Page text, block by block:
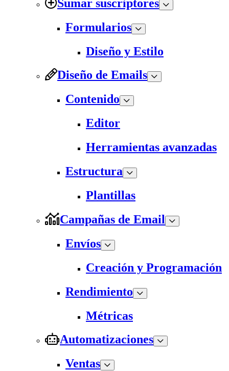
Sumar suscriptores
Formularios
Diseño y Estilo
Diseño de Emails
Contenido
Editor
Herramientas avanzadas
Estructura
Plantillas
Campañas de Email
Envíos
Creación y Programación
Rendimiento
Métricas
Automatizaciones
Ventas